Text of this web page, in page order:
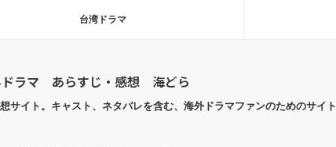
台湾ドラマ
ドラマ あらすじ・感想 海どら
サイト。キャスト、ネタバレを含む、海外ドラマファンのためのサイト